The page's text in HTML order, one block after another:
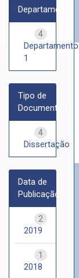
Departamento
4
Departamento
1
Tipo de
Documento
4
Dissertação
Data de
Publicação
2
2019
1
2018